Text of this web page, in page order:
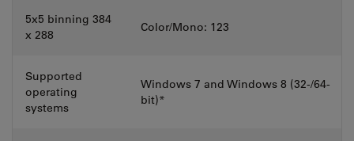
5x5 binning 384
x 288
Color/Mono: 123
Supported
operating
systems
Windows 7 and Windows 8 (32-/64-
bit)*